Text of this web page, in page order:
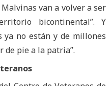
van a volver a ser
bicontinental”. Y
ya no están y de millones
de pie a la patria”.